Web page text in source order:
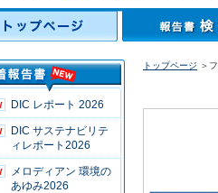
DIC レポート 2026
DIC サステナビリテ
ィレポート2026
メロディアン 環境の
あゆみ2026
トップページ ＞